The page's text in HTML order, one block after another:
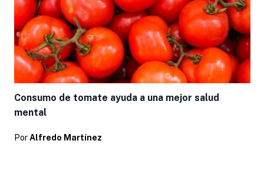
Consumo de tomate ayuda a una mejor salud
mental
Por Alfredo Martínez